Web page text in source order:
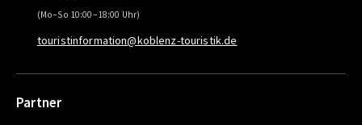
(Mo–So 10:00–18:00 Uhr)
touristinformation@koblenz-touristik.de
Partner